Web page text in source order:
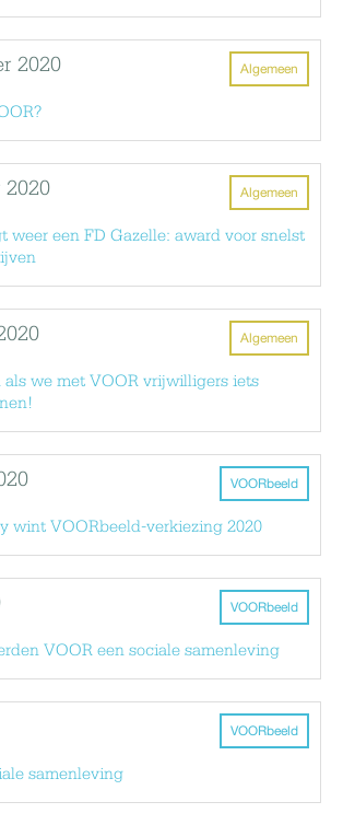
Algemeen
2020
Algemeen
2020
weer een FD Gazelle: award voor snelst
Algemeen
als we met VOOR vrijwilligers iets
VOORbeeld
wint VOORbeeld-verkiezing 2020
VOORbeeld
VOOR een sociale samenleving
VOORbeeld
samenleving